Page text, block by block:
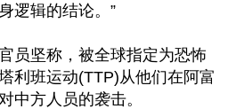
逻辑的结论。”
员坚称，被全球指定为恐怖
利班运动(TTP)从他们在阿富
中方人员的袭击。